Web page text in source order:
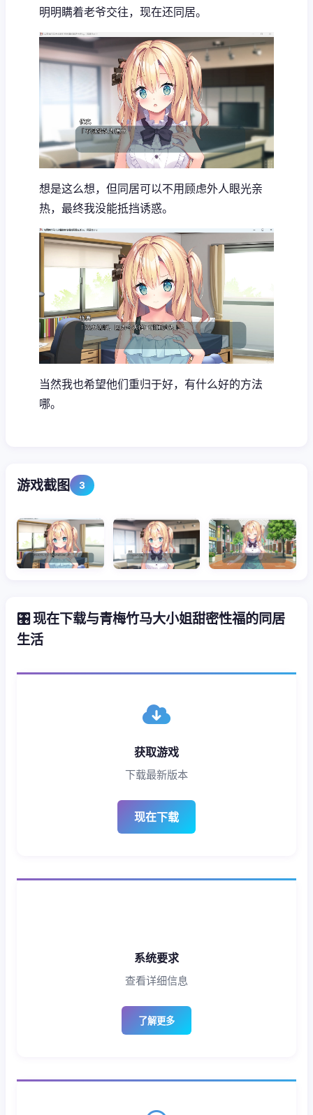
明明瞒着老爷交往，现在还同居。
想是这么想，但同居可以不用顾虑外人眼光亲
热，最终我没能抵挡诱惑。
当然我也希望他们重归于好，有什么好的方法
哪。
游戏截图 3
🎛️ 现在下载与青梅竹马大小姐甜密性福的同居
生活
获取游戏
下载最新版本
现在下载
系统要求
查看详细信息
了解更多